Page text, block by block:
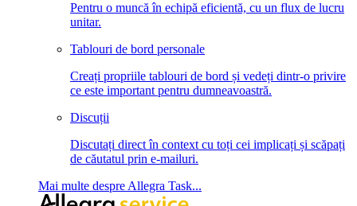
Pentru o muncă în echipă eficientă, cu un flux de lucru
unitar.
Tablouri de bord personale
Creați propriile tablouri de bord și vedeți dintr-o privire
ce este important pentru dumneavoastră.
Discuții
Discutați direct în context cu toți cei implicați și scăpați
de căutatul prin e-mailuri.
Mai multe despre Allegra Task...